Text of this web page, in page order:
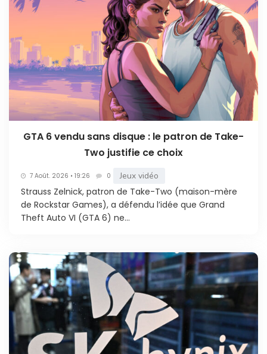
GTA 6 vendu sans disque : le patron de Take-
Two justifie ce choix
7 Août. 2026 • 19:26 0 Jeux vidéo
Strauss Zelnick, patron de Take-Two (maison-mère
de Rockstar Games), a défendu l’idée que Grand
Theft Auto VI (GTA 6) ne...